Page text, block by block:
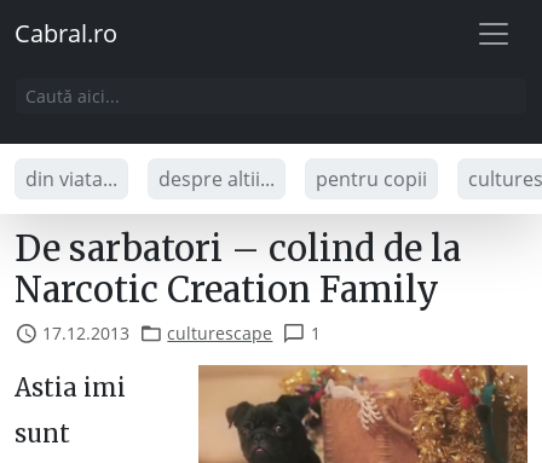
Cabral.ro
din viata... despre altii... pentru copii
De sarbatori – colind de la
Narcotic Creation Family
17.12.2013 culturescape 1
Astia imi
sunt